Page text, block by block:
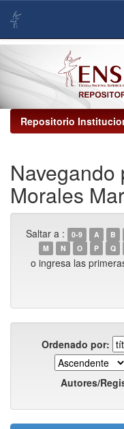
navigation
Repositorio
Navegando
Morales
Saltar a : 0-9 A B
M
N O P Q
o ingresa las
Ordenado por:
Autores/